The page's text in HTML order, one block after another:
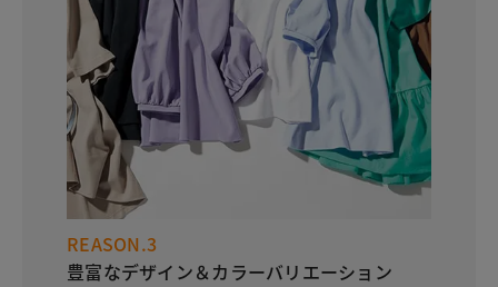
REASON.3
豊富なデザイン＆カラーバリエーション